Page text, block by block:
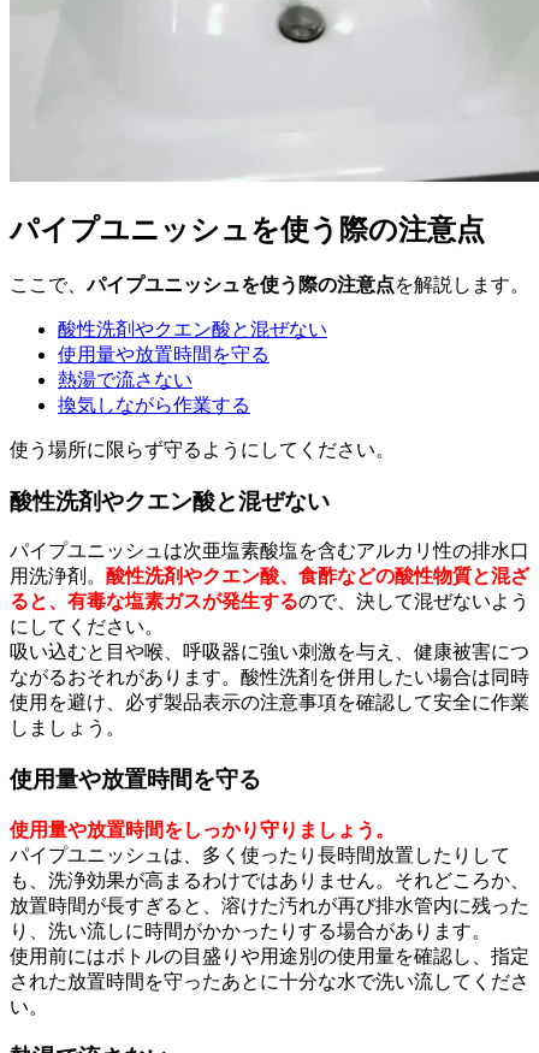
パイプユニッシュを使う際の注意点
ここで、パイプユニッシュを使う際の注意点を解説します。
酸性洗剤やクエン酸と混ぜない
使用量や放置時間を守る
熱湯で流さない
換気しながら作業する
使う場所に限らず守るようにしてください。
酸性洗剤やクエン酸と混ぜない
パイプユニッシュは次亜塩素酸塩を含むアルカリ性の排水口
用洗浄剤。 酸性洗剤やクエン酸、食酢などの酸性物質と混ざ
ると、有毒な塩素ガスが発生するので、決して混ぜないよう
にしてください。
吸い込むと目や喉、呼吸器に強い刺激を与え、健康被害につ
ながるおそれがあります。酸性洗剤を併用したい場合は同時
使用を避け、必ず製品表示の注意事項を確認して安全に作業
しましょう。
使用量や放置時間を守る
使用量や放置時間をしっかり守りましょう。
パイプユニッシュは、多く使ったり長時間放置したりして
も、洗浄効果が高まるわけではありません。それどころか、
放置時間が長すぎると、溶けた汚れが再び排水管内に残った
り、洗い流しに時間がかかったりする場合があります。
使用前にはボトルの目盛りや用途別の使用量を確認し、指定
された放置時間を守ったあとに十分な水で洗い流してくださ
い。